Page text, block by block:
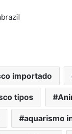
importado
tipos
aquarismo